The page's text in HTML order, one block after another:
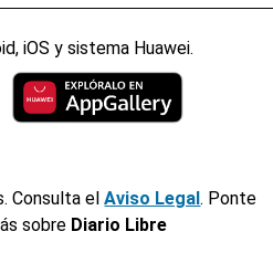
iOS y sistema Huawei.
Consulta elAviso Legal. Ponte
sobre Diario Libre